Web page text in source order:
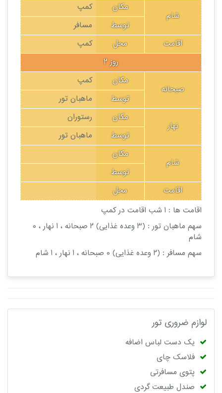
شام
مکان
کمپ
توسط
مسافر
اقامت
محل
کمپ
روز 2
صبحانه
مکان
کمپ
توسط
ماهبان تور
نهار
مکان
رستوران
توسط
ماهبان تور
شام
مکان
توسط
اقامت
محل
اقامت ها : 1 شب اقامت در کمپ
سهم ماهبان تور : (3 وعده غذایی
)
2 صبحانه ، 1 نهار ، 0
شام
سهم مسافر : (2 وعده غذایی
) 0 صبحانه ، 1 نهار ، 1 شام
لوازم ضروری تور
یک دست لباس اضافه
فلاسک چای
پتوی مسافرتی
صندل طبیعت گردی